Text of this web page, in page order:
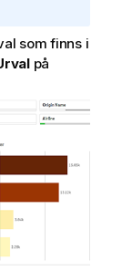
som finns i
på